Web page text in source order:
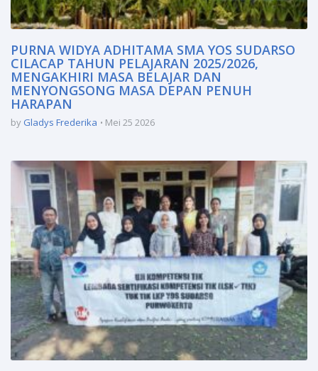
PURNA WIDYA ADHITAMA SMA YOS SUDARSO
CILACAP TAHUN PELAJARAN 2025/2026,
MENGAKHIRI MASA BELAJAR DAN
MENYONGSONG MASA DEPAN PENUH
HARAPAN
by Gladys Frederika Mei 25 2026